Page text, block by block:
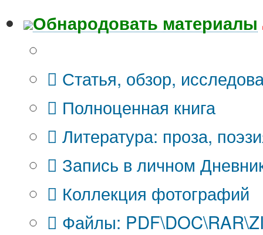
Обнародовать материалы
Статья, обзор,
Полноценная книга
Литература: проза,
Запись в личном
Коллекция фотографий
Файлы: